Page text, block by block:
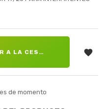
A LA CESTA 
de momento